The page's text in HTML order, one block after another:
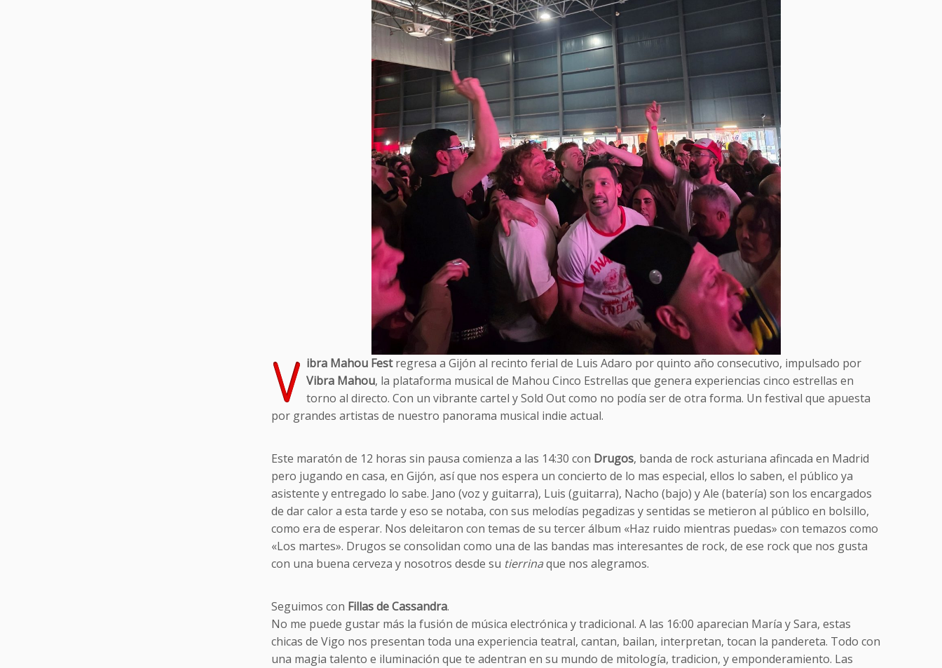
V ibra Mahou Festregresa a Gijón al recinto ferial de Luis Adaro por quinto año consecutivo, impulsado por
Vibra Mahou, la plataforma musical de Mahou Cinco Estrellas que genera experiencias cinco estrellas en
torno al directo. Con un vibrante cartel y Sold Out como no podía ser de otra forma. Un festival que apuesta
por grandes artistas de nuestro panorama musical indie actual.
Este maratón de 12 horas sin pausa comienza a las 14:30 con Drugos, banda de rock asturiana afincada en Madrid
pero jugando en casa, en Gijón, así que nos espera un concierto de lo mas especial, ellos lo saben, el público ya
asistente y entregado lo sabe. Jano (voz y guitarra), Luis (guitarra), Nacho (bajo) y Ale (batería) son los encargados
de dar calor a esta tarde y eso se notaba, con sus melodías pegadizas y sentidas se metieron al público en bolsillo,
como era de esperar. Nos deleitaron con temas de su tercer álbum «Haz ruido mientras puedas» con temazos como
«Los martes». Drugos se consolidan como una de las bandas mas interesantes de rock, de ese rock que nos gusta
con una buena cerveza y nosotros desde su tierrinaque nos alegramos.
Seguimos con Fillas de Cassandra.
No me puede gustar más la fusión de música electrónica y tradicional. A las 16:00 aparecian María y Sara, estas
chicas de Vigo nos presentan toda una experiencia teatral, cantan, bailan, interpretan, tocan la pandereta. Todo con
una magia talento e iluminación que te adentran en su mundo de mitología, tradicion, y emponderamiento. Las